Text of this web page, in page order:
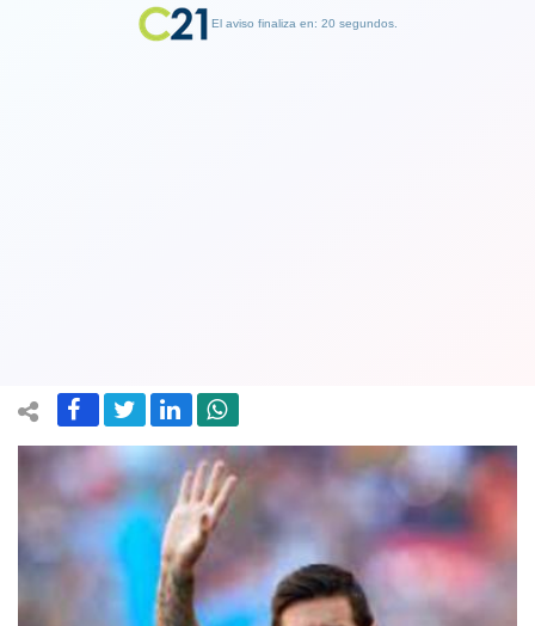
El aviso finaliza en: 19 segundos.